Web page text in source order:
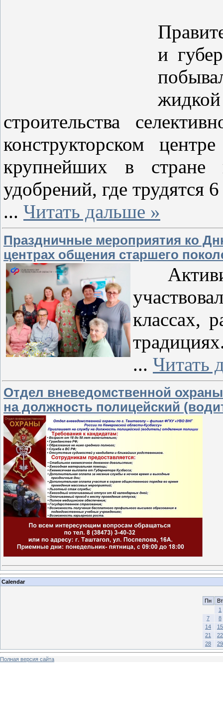
и
строительства
конструкторском
крупнейших в стране
удобрений, где трудятся
... Читать дальше »
Праздничные мероприятия ко
центрах общения старшего
классах,
... Читать
Отдел вневедомственной
на должность полицейский
Calendar
Пн
Вт
1
7
8
14
15
21
22
28
29
Полная версия сайта